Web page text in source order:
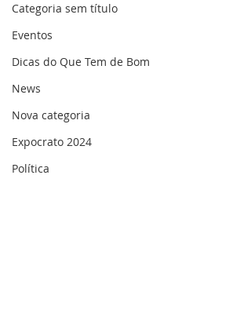
Categoria sem título
Eventos
Dicas do Que Tem de Bom
News
Nova categoria
Expocrato 2024
Política